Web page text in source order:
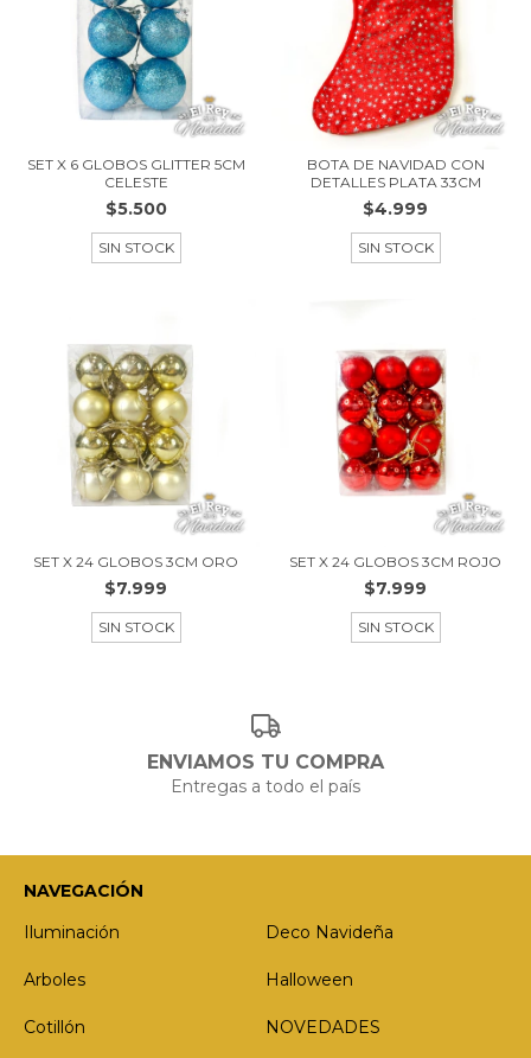
SET X 6 GLOBOS GLITTER 5CM
CELESTE
$5.500
SIN STOCK
BOTA DE NAVIDAD CON
DETALLES PLATA 33CM
$4.999
SIN STOCK
SET X 24 GLOBOS 3CM ORO
$7.999
SIN STOCK
SET X 24 GLOBOS 3CM ROJO
$7.999
SIN STOCK
ENVIAMOS TU COMPRA
Entregas a todo el país
NAVEGACIÓN
Iluminación
Deco Navideña
Arboles Halloween
Cotillón NOVEDADES